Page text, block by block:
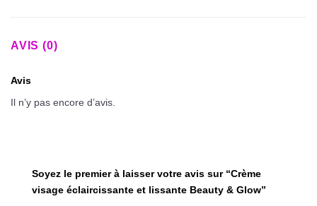
AVIS (0)
Avis
Il n’y pas encore d’avis.
Soyez le premier à laisser votre avis sur “Crème
visage éclaircissante et lissante Beauty & Glow”